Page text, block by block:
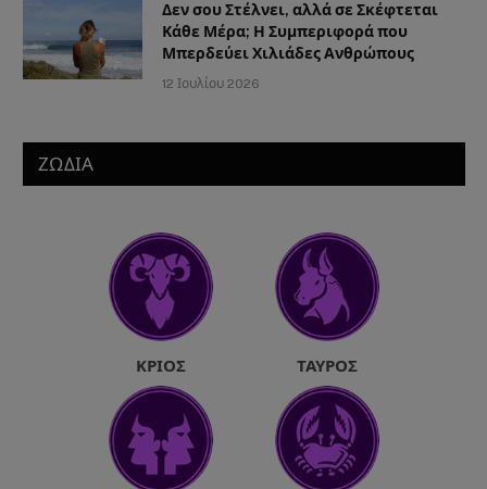
Δεν σου Στέλνει, αλλά σε Σκέφτεται
Κάθε Μέρα; Η Συμπεριφορά που
Μπερδεύει Χιλιάδες Ανθρώπους
12 Ιουλίου 2026
ΖΩΔΙΑ
ΚΡΙΌΣ ΤΑΎΡΟΣ